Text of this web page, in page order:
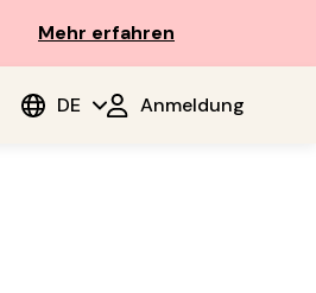
Mehr erfahren
DE Anmeldung